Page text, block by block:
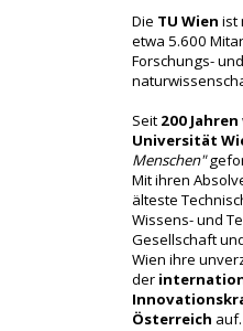
Die TU Wien ist
etwa 5.600
Forschungs-
Seit 200 Jahren
Universität
Menschen"
Mit ihren
älteste
Wissens- und
Gesellschaft
Wien ihre
der
Österreich auf.